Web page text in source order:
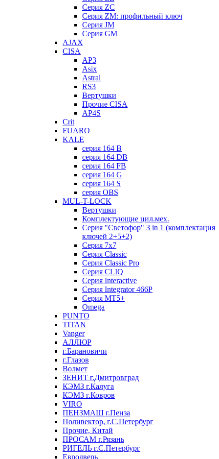
Серия ZC
Серия ZM: профильный ключ
Серия JM
Серия GM
AJAX
CISA
AP3
Asix
Astral
RS3
Вертушки
Прочие CISA
AP4S
Crit
FUARO
KALE
серия 164 B
серия 164 DB
серия 164 FB
серия 164 G
серия 164 S
серия OBS
MUL-T-LOCK
Вертушки
Комплектующие цил.мех.
Серия "Светофор" 3 in 1 (комплектация
ключей 2+5+2)
Серия 7х7
Серия Classic
Серия Classic Pro
Серия CLIQ
Серия Interactive
Серия Integrator 466P
Серия MT5+
Omega
PUNTO
TITAN
Vanger
АЛЛЮР
г.Барановичи
г.Глазов
Волмет
ЗЕНИТ г.Дмитровград
КЭМЗ г.Калуга
КЭМЗ г.Ковров
VIRO
ПЕНЗМАШ г.Пенза
Поливектор, г.С.Петербург
Прочие, Китай
ПРОСАМ г.Рязань
РИГЕЛЬ г.С.Петербург
Евродверь